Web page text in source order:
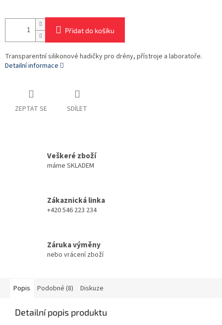
Přidat do košíku
Transparentní silikonové hadičky pro drény, přístroje a laboratoře.
Detailní informace
ZEPTAT SE SDÍLET
Veškeré zboží
máme SKLADEM
Zákaznická linka
+420 546 223 234
Záruka výměny
nebo vrácení zboží
Popis Podobné (8) Diskuze
Detailní popis produktu